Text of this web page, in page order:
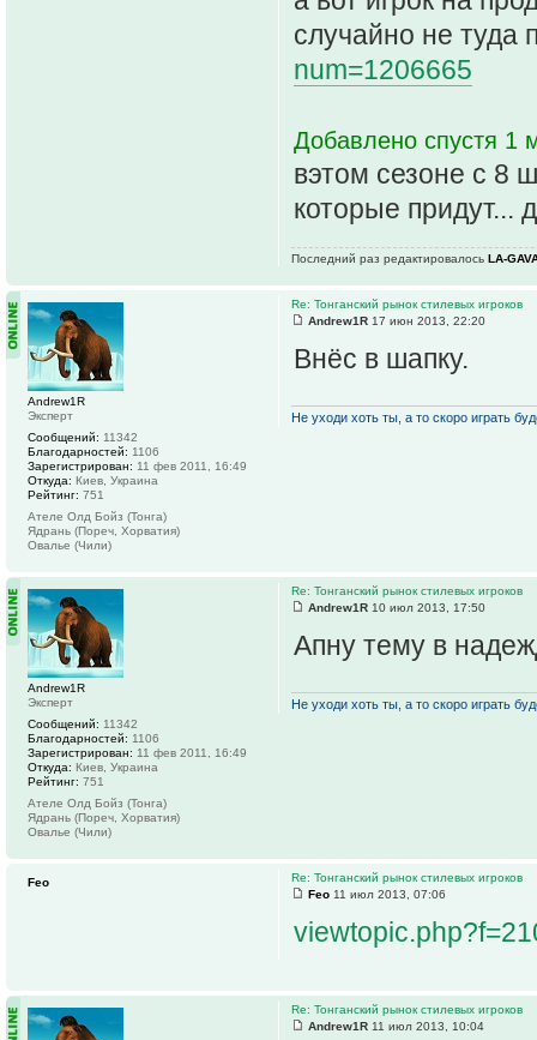
случайно не туда
num=1206665
Добавлено спустя 1
вэтом сезоне с 8
которые придут...
Последний раз редактировалось LA-
Re: Тонганский рынок стилевых игроков
Andrew1R 17 июн 2013, 22:20
Внёс в шапку.
Не уходи хоть ты, а то скоро играть
Andrew1R
Эксперт
Сообщений: 11342
Благодарностей: 1106
Зарегистрирован: 11 фев 2011, 16:49
Откуда: Киев, Украина
Рейтинг: 751
Ателе Олд Бойз (Тонга)
Ядрань (Пореч, Хорватия)
Овалье (Чили)
Re: Тонганский рынок стилевых игроков
Andrew1R 10 июл 2013, 17:50
Апну тему в
Не уходи хоть ты, а то скоро играть
Andrew1R
Эксперт
Сообщений: 11342
Благодарностей: 1106
Зарегистрирован: 11 фев 2011, 16:49
Откуда: Киев, Украина
Рейтинг: 751
Ателе Олд Бойз (Тонга)
Ядрань (Пореч, Хорватия)
Овалье (Чили)
Re: Тонганский рынок стилевых игроков
Feo 11 июл 2013, 07:06
Feo
Re: Тонганский рынок стилевых игроков
Andrew1R 11 июл 2013, 10:04